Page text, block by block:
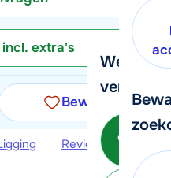
We
verder!
extra's
Bewaren
Reviews